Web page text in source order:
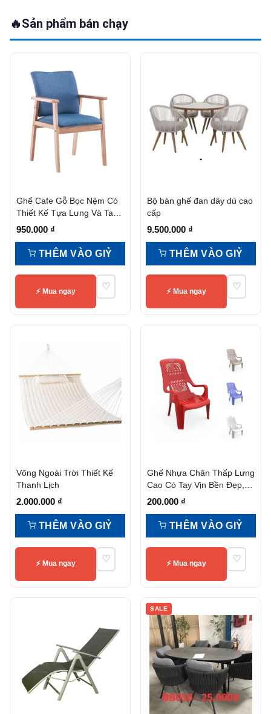
🔥Sản phẩm bán chạy
Ghế Cafe Gỗ Bọc Nệm Có
Thiết Kế Tựa Lưng Và Tay
Vịn
950.000 ₫
THÊM VÀO GIỶ
⚡ Mua ngay ♡
Bộ bàn ghế đan dây dù cao
cấp
9.500.000 ₫
THÊM VÀO GIỶ
⚡ Mua ngay ♡
Võng Ngoài Trời Thiết Kế
Thanh Lịch
2.000.000 ₫
THÊM VÀO GIỶ
⚡ Mua ngay ♡
Ghế Nhựa Chân Thấp Lưng
Cao Có Tay Vịn Bền Đẹp,
Tiện Nghi
200.000 ₫
THÊM VÀO GIỶ
⚡ Mua ngay ♡
SALE